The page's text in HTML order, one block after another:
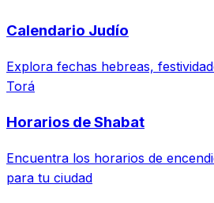
Calendario Judío
Explora fechas hebreas,
Torá
Horarios de Shabat
Encuentra los horarios de
para tu ciudad